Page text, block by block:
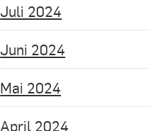
Juli 2024
Juni 2024
Mai 2024
April 2024